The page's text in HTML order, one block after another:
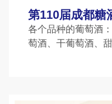
第110届成都糖
各个品种的葡萄酒
萄酒、干葡萄酒、